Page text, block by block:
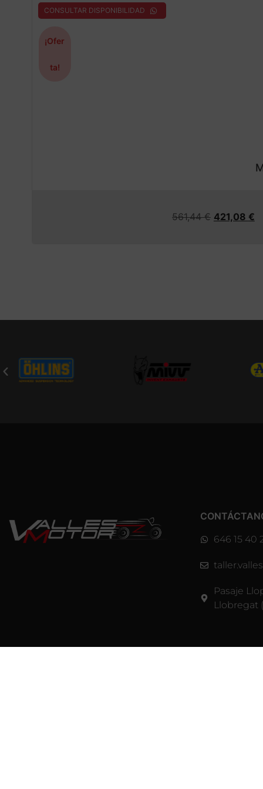
CONSULTAR DISPONIBILIDAD
¡Ofer
ta!
561,44€ 421,08 €
646 15 40
Pasaje
Llobregat